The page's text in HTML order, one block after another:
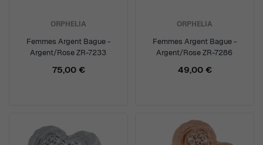
ORPHELIA
Femmes Argent Bague -
Argent/Rose ZR-7233
75,00 €
ORPHELIA
Femmes Argent Bague -
Argent/Rose ZR-7286
49,00 €